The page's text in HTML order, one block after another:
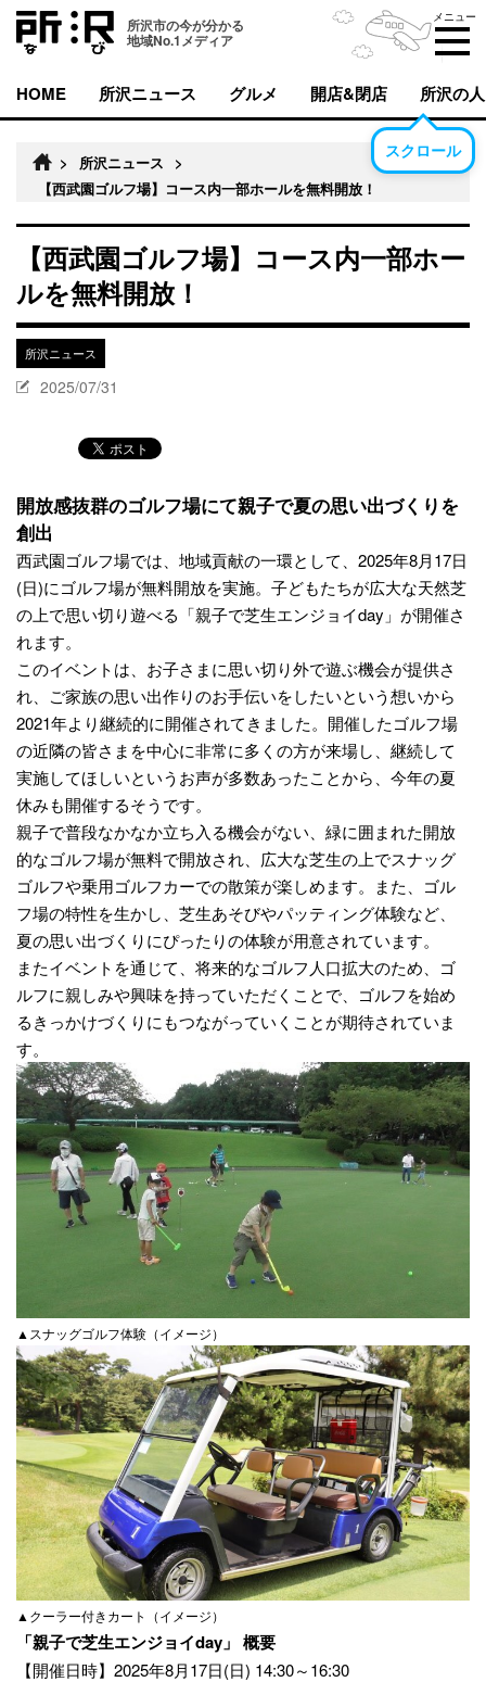
所沢市の今が分かる
地域No.1メディア
メニュー
HOME 所沢ニュース グルメ 開店&閉店 所沢の人
スクロール
> 所沢ニュース
>
【西武園ゴルフ場】コース内一部ホールを無料開放！
【西武園ゴルフ場】コース内一部ホー
ルを無料開放！
所沢ニュース
2025/07/31
開放感抜群のゴルフ場にて親子で夏の思い出づくりを
創出
西武園ゴルフ場では、地域貢献の一環として、2025年8月17日
(日)にゴルフ場が無料開放を実施。子どもたちが広大な天然芝
の上で思い切り遊べる「親子で芝生エンジョイday」が開催さ
れます。
このイベントは、お子さまに思い切り外で遊ぶ機会が提供さ
れ、ご家族の思い出作りのお手伝いをしたいという想いから
2021年より継続的に開催されてきました。開催したゴルフ場
の近隣の皆さまを中心に非常に多くの方が来場し、継続して
実施してほしいというお声が多数あったことから、今年の夏
休みも開催するそうです。
親子で普段なかなか立ち入る機会がない、緑に囲まれた開放
的なゴルフ場が無料で開放され、広大な芝生の上でスナッグ
ゴルフや乗用ゴルフカーでの散策が楽しめます。また、ゴル
フ場の特性を生かし、芝生あそびやパッティング体験など、
夏の思い出づくりにぴったりの体験が用意されています。
またイベントを通じて、将来的なゴルフ人口拡大のため、ゴ
ルフに親しみや興味を持っていただくことで、ゴルフを始め
るきっかけづくりにもつながっていくことが期待されていま
す。
▲スナッグゴルフ体験（イメージ）
▲クーラー付きカート（イメージ）
「親子で芝生エンジョイday」 概要
【開催日時】2025年8月17日(日) 14:30～16:30